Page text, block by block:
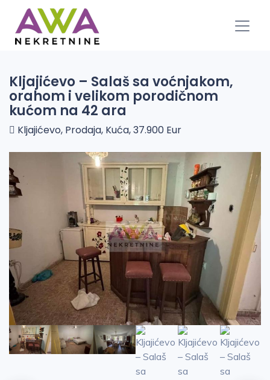
Kljajićevo – Salaš sa voćnjakom,
orahom i velikom porodičnom
kućom na 42 ara
Kljajićevo, Prodaja, Kuća, 37.900 Eur